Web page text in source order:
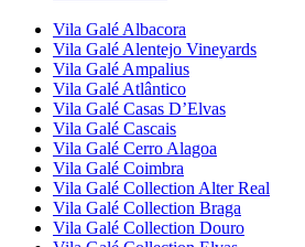
Vila Galé Albacora
Vila Galé Alentejo Vineyards
Vila Galé Ampalius
Vila Galé Atlântico
Vila Galé Casas D’Elvas
Vila Galé Cascais
Vila Galé Cerro Alagoa
Vila Galé Coimbra
Vila Galé Collection Alter Real
Vila Galé Collection Braga
Vila Galé Collection Douro